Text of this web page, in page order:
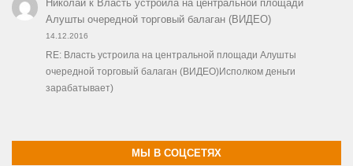
Николайк Власть устроила на центральной площади
Алушты очередной торговый балаган (ВИДЕО)
14.12.2016
RE: Власть устроила на центральной площади Алушты
очередной торговый балаган (ВИДЕО)Исполком деньги
зарабатывает)
МЫ В СОЦСЕТЯХ